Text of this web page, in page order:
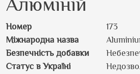
Номер
173
Міжнародна назва
Безпечність добавки
Статус в Україні